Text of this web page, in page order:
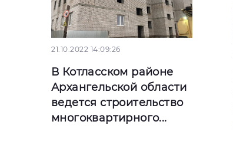
21.10.2022 14:09:26
В Котласском районе
Архангельской области
ведется строительство
многоквартирного...